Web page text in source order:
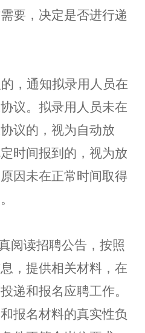
要，决定是否进行递
，通知拟录用人员在
议。拟录用人员未在
议的，视为自动放
时间报到的 ， 视为放
因未在正常时间取得
阅读招聘公告，按照
， 提供相关材料，在
递和报名应聘工作。
报名材料的真实性负